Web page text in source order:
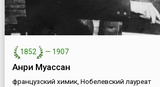
1852 — 1907
Анри Муассан
французский химик, Нобелевский лауреат